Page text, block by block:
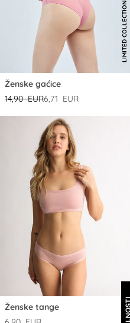
LIMITED COLLECTION
Ženske gaćice
6,71 EUR
14,90 EUR
Ženske tange